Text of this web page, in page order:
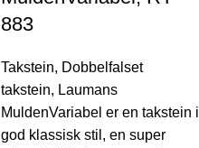
883
Takstein, Dobbelfalset
takstein, Laumans
MuldenVariabel er en takstein i
god klassisk stil, en super